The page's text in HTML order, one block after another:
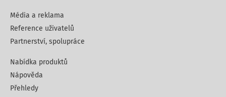
Média a reklama
Reference uživatelů
Partnerství, spolupráce
Nabídka produktů
Nápověda
Přehledy